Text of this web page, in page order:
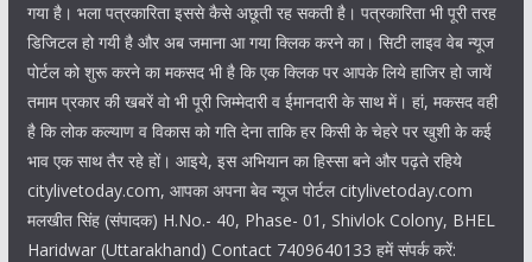
गया है। भला पत्रकारिता इससे कैसे अछूती रह सकती है। पत्रकारिता भी पूरी तरह
डिजिटल हो गयी है और अब जमाना आ गया क्लिक करने का। सिटी लाइव वेब न्यूज
पोर्टल को शुरू करने का मकसद भी है कि एक क्लिक पर आपके लिये हाजिर हो जायें
तमाम प्रकार की खबरें वो भी पूरी जिम्मेदारी व ईमानदारी के साथ में। हां, मकसद वही
है कि लोक कल्याण व विकास को गति देना ताकि हर किसी के चेहरे पर खुशी के कई
भाव एक साथ तैर रहे हों। आइये, इस अभियान का हिस्सा बने और पढ़ते रहिये
citylivetoday.com, आपका अपना बेव न्यूज पोर्टल citylivetoday.com
मलखीत सिंह (संपादक) H.No.- 40, Phase- 01, Shivlok Colony, BHEL
Haridwar (Uttarakhand) Contact 7409640133 हमें संपर्क करें: